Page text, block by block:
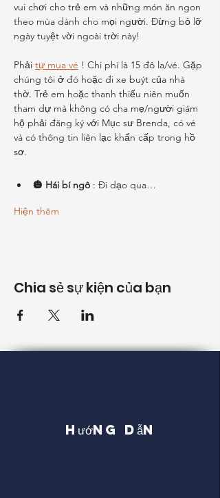
vui chơi cho trẻ em và những món ăn ngon
theo mùa dành cho mọi người. Đừng bỏ lỡ
ngày tuyệt vời ngoài trời này!
Phải tự mua vé ! Chi phí là 15 đô la/vé. Gặp
chúng tôi ở đó hoặc đi xe buýt của nhà
thờ. Trẻ em hoặc thanh thiếu niên muốn
tham dự mà không có cha mẹ/người giám
hộ phải đăng ký với Mục sư Brenda, có vé
và có thông tin liên lạc khẩn cấp trong hồ
sơ.
🎃 Hái bí ngô : Đi dạo qua…
Hiện thêm
Chia sẻ sự kiện của bạn
Hướng dẫn